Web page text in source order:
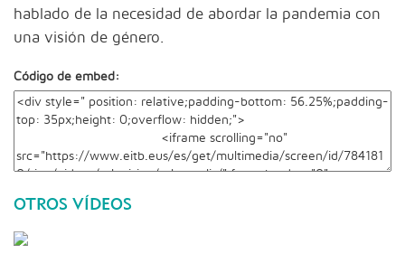
hablado de la necesidad de abordar la pandemia con
una visión de género.
Código de embed:
OTROS VÍDEOS